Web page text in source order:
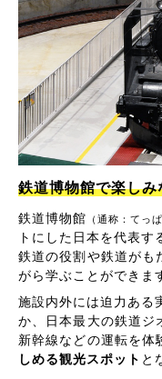
鉄道博物館で楽しみ
鉄道博物館 （通称：てっぱ
トにした日本を代表す
鉄道の役割や鉄道がも
がら学ぶことができま
施設内外には迫力ある
か、日本最大の鉄道ジ
新幹線などの運転を体
しめる観光スポット と